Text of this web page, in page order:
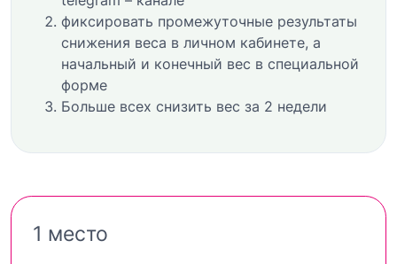
фиксировать промежуточные результаты
снижения веса в личном кабинете, а
начальный и конечный вес в специальной
форме
Больше всех снизить вес за 2 недели
1 место